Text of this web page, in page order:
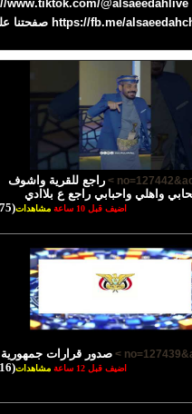
راجع للقرية واشوف
واهلي واحبابي راجع ع بلاادي
اضيف قبل 10 ساعة مشاهدات(275)
صدور قرارات جمهورية
اضيف قبل 12 ساعة مشاهدات(316)